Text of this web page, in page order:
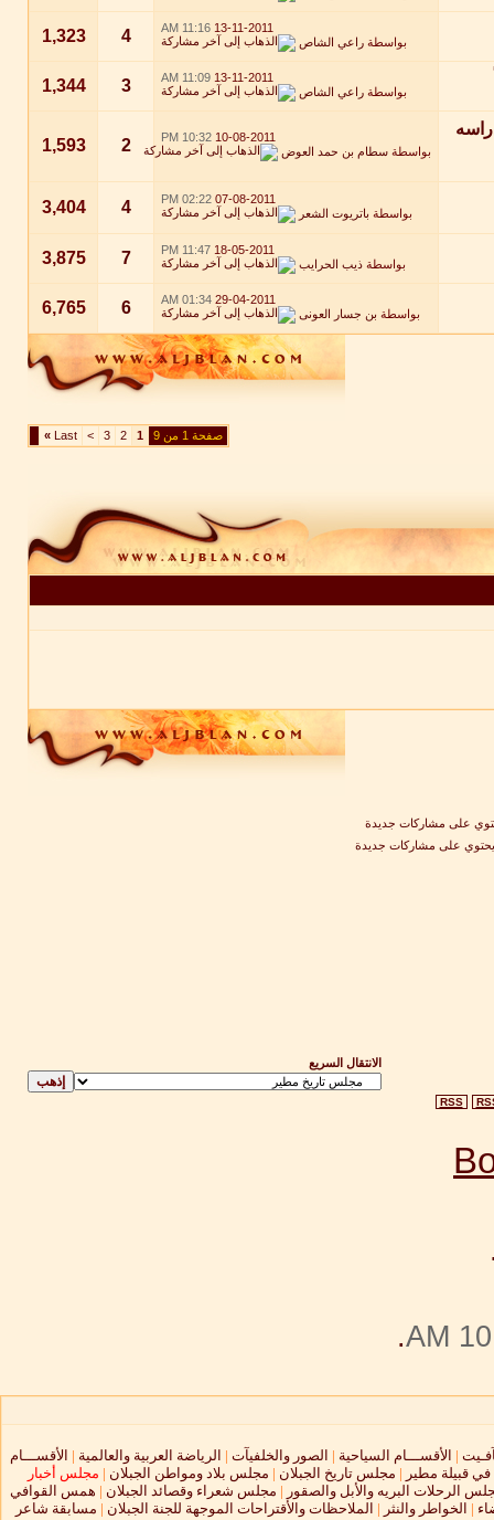
13-11-2011
11:16 AM
بواسطة راعي الشاص 4
1,323
13-11-2011
11:09 AM
بواسطة راعي الشاص 3
1,344
10-08-2011
10:32 PM
بواسطة سطام بن حمد العوض 2
1,593
07-08-2011
02:22 PM
بواسطة باتريوت الشعر 4
3,404
18-05-2011
11:47 PM
بواسطة ذيب الحرايب 7
3,875
29-04-2011
01:34 AM
بواسطة بن جسار العونى 6
6,765
صفحة 1 من 9 1
2
3
>
Last
»
على مشاركات جديدة
على مشاركات جديدة
الانتقال السريع
RSS
.
| الأقســـام السياحية | الصور والخلفيآت | الرياضة العربية والعالمية | الأقســـام
في قبيلة مطير | مجلس تاريخ الجبلان | مجلس بلاد ومواطن الجبلان | مجلس أخبار
الرحلات البريه والأبل والصقور | مجلس شعراء وقصائد الجبلان | همس القوافي
| الخواطر والنثر | الملاحظات والأقتراحات الموجهة للجنة الجبلان | مسابقة شاعر